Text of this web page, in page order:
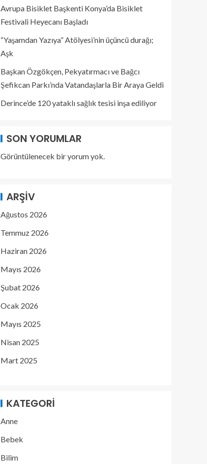
Avrupa Bisiklet Başkenti Konya’da Bisiklet
Festivali Heyecanı Başladı
“Yaşamdan Yazıya” Atölyesi’nin üçüncü durağı;
Aşk
Başkan Özgökçen, Pekyatırmacı ve Bağcı
Şefikcan Parkı’nda Vatandaşlarla Bir Araya Geldi
Derince’de 120 yataklı sağlık tesisi inşa ediliyor
SON YORUMLAR
Görüntülenecek bir yorum yok.
ARŞIV
Ağustos 2026
Temmuz 2026
Haziran 2026
Mayıs 2026
Şubat 2026
Ocak 2026
Mayıs 2025
Nisan 2025
Mart 2025
KATEGORI
Anne
Bebek
Bilim